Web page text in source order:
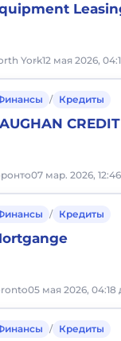
York12 мая 2026,
/ Кредиты
07 мар. 2026,
/ Кредиты
05 мая 2026, 04:18
/ Кредиты